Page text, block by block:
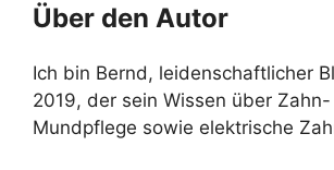
Über den Autor
Ich bin Bernd, leidenschaftlicher
2019, der sein Wissen über Zahn-
Mundpflege sowie elektrische